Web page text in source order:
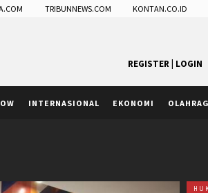
TRIBUNNEWS.COM KONTAN.CO.ID
REGISTER | LOGIN
INTERNASIONAL EKONOMI